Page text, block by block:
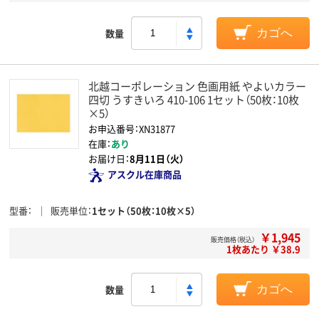
数量 カゴへ
北越コーポレーション 色画用紙 やよいカラー
四切 うすきいろ 410-106 1セット（50枚：10枚
×5）
お申込番号：XN31877
在庫：あり
お届け日：8月11日（火）
アスクル在庫商品
型番 販売単位 1セット（50枚：10枚×5）
販売価格（税込） ￥1,945
1枚あたり ￥38.9
数量 カゴへ